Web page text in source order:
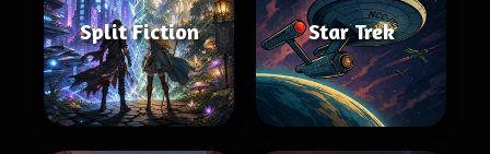
Split Fiction Star Trek